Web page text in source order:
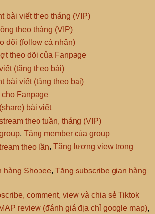
bài viết theo tháng (VIP)
theo tháng (VIP)
dõi (follow cá nhân)
theo dõi của Fanpage
(tăng theo bài)
bài viết (tăng theo bài)
cho Fanpage
bài viết
theo tuần, tháng (VIP)
,Tăng member của group
theo lần, Tăng lượng view trong
hàng Shopee,Tăng subscribe gian hàng
comment, view và chia sẻ Tiktok
review (đánh giá địa chỉ google map),